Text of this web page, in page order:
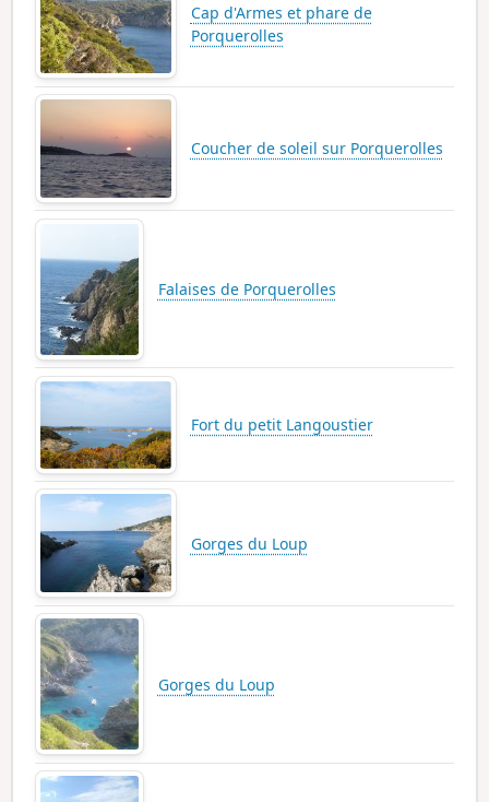
Cap d'Armes et phare de
Porquerolles
Coucher de soleil sur Porquerolles
Falaises de Porquerolles
Fort du petit Langoustier
Gorges du Loup
Gorges du Loup